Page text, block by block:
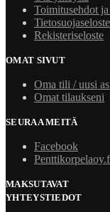
Toimitusehdot
Tietosuojaseloste
Rekisteriseloste
OMAT SIVUT
Oma tili / uusi
Omat tilaukseni
SEURAA MEITÄ
Facebook
MAKSUTAVAT
YHTEYSTIEDOT